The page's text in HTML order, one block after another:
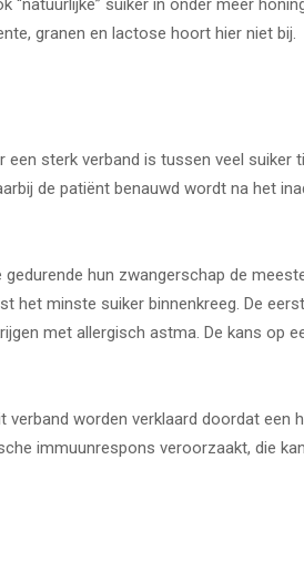
“natuurlijke” suiker in onder meer
granen en lactose hoort hier niet bij.
sterk verband is tussen veel suiker
de patiënt benauwd wordt na het
hun zwangerschap de
het minste suiker binnenkreeg. De
met allergisch astma. De kans op
worden verklaard doordat een
immuunrespons veroorzaakt, die